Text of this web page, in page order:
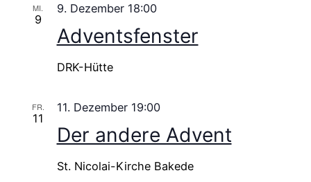
MI.
9
Adventsfenster
9. Dezember 18:00
DRK-Hütte
FR.
11
Der andere Advent
11. Dezember 19:00
St. Nicolai-Kirche Bakede